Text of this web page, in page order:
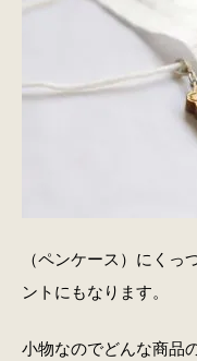
（ペンケース）にくっ
ントにもなります。
小物なのでどんな商品